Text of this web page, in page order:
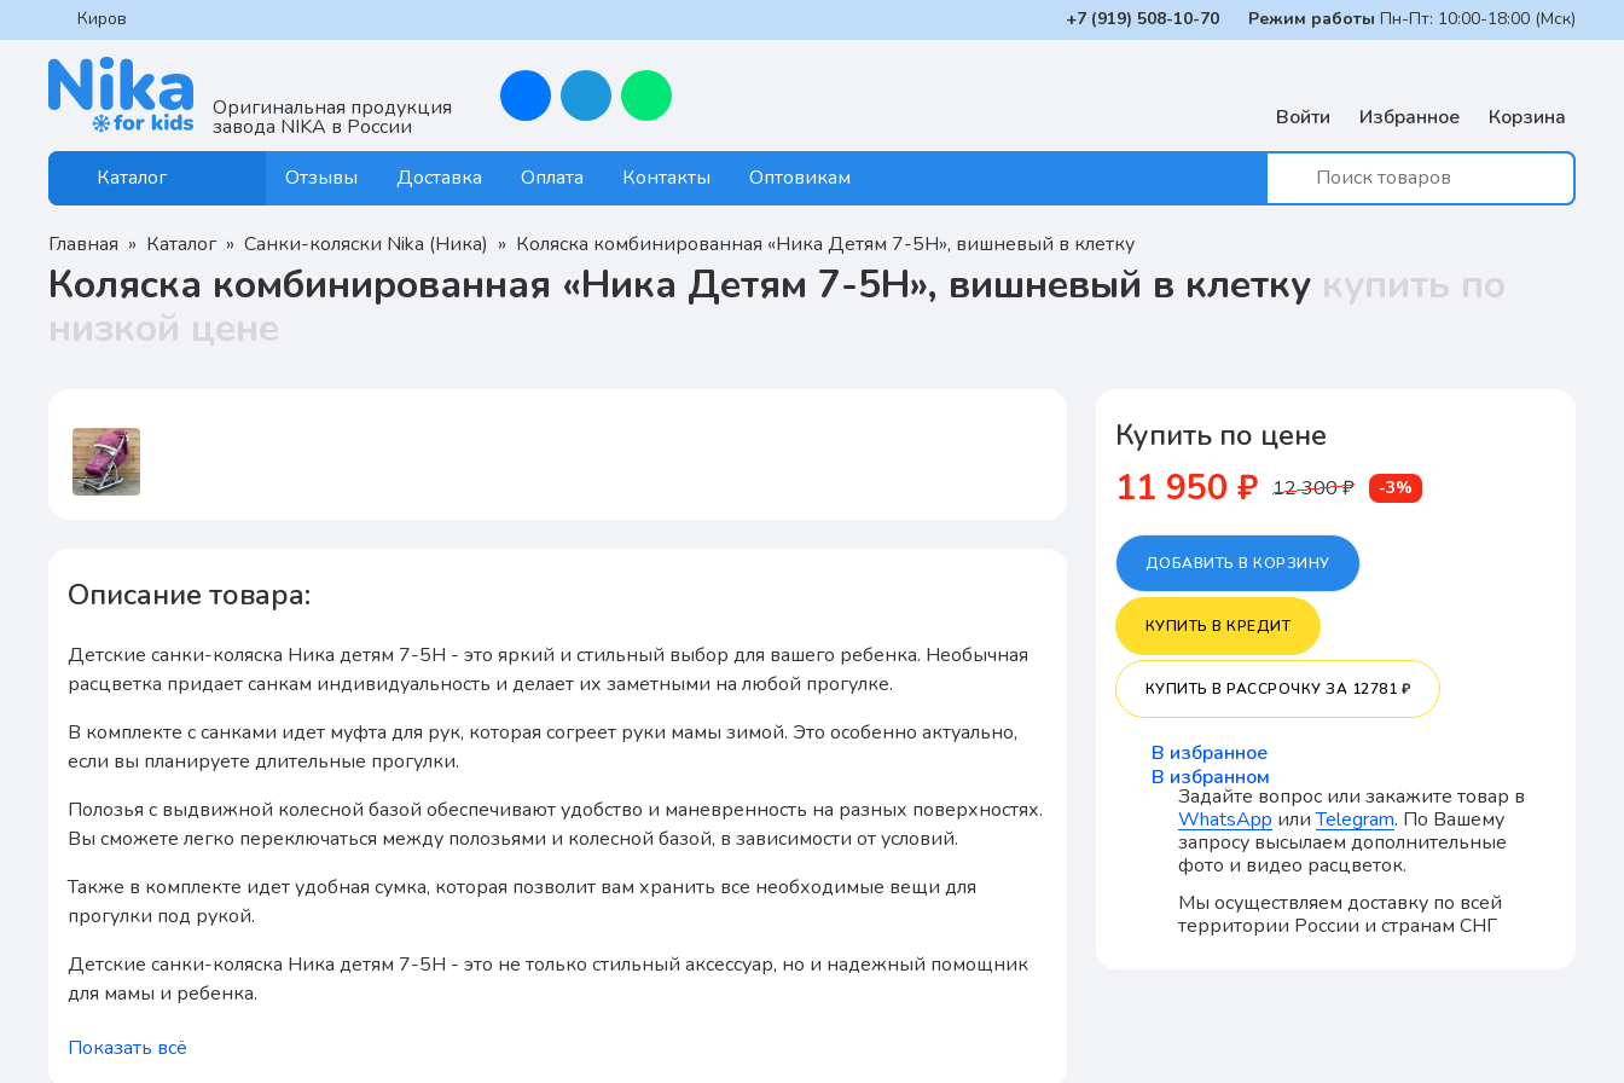
Киров +7 (919) 508-10-70 Режим работы Пн-Пт: 10:00-18:00 (Мск)
Оригинальная продукция
завода NIKA в России Войти Избранное Корзина
Каталог Отзывы Доставка Оплата Контакты Оптовикам
Главная Каталог Санки-коляски Nika (Ника) Коляска комбинированная «Ника Детям 7-5H», вишневый в клетку
Коляска комбинированная «Ника Детям 7-5H», вишневый в клетку купить по
низкой цене
Купить по цене
11 950 ₽ 12 300 ₽ -3%
ДОБАВИТЬ В КОРЗИНУ
КУПИТЬ В КРЕДИТ
КУПИТЬ В РАССРОЧКУЗА 12781 ₽
В избранное
В избранном
Задайте вопрос или закажите товар в
WhatsApp илиTelegram. По Вашему
запросу высылаем дополнительные
фото и видео расцветок.
Мы осуществляем доставку по всей
территории России и странам СНГ
Описание товара:
Детские санки-коляска Ника детям 7-5H - это яркий и стильный выбор для вашего ребенка. Необычная
расцветка придает санкам индивидуальность и делает их заметными на любой прогулке.
В комплекте с санками идет муфта для рук, которая согреет руки мамы зимой. Это особенно актуально,
если вы планируете длительные прогулки.
Полозья с выдвижной колесной базой обеспечивают удобство и маневренность на разных поверхностях.
Вы сможете легко переключаться между полозьями и колесной базой, в зависимости от условий.
Также в комплекте идет удобная сумка, которая позволит вам хранить все необходимые вещи для
прогулки под рукой.
Детские санки-коляска Ника детям 7-5H - это не только стильный аксессуар, но и надежный помощник
для мамы и ребенка.
Показать всё